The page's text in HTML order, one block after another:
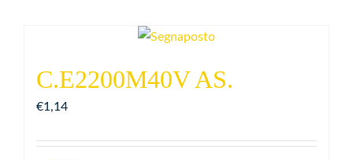
C.E2200M40V AS.
€1,14